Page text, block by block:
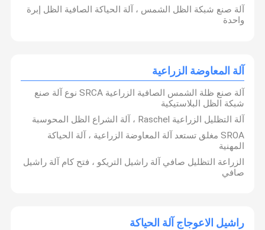
آلة صنع شبكة الظل الشمس ، آلة الحياكة الصافية الظل إبرة
واحدة
آلة المعاوضة الزراعية
آلة صنع ظلة الشمس الصافية الزراعية SRCA نوع آلة صنع
شبكة الظل البلاستيكية
آلة التظليل الزراعية Raschel ، آلة الشراع الظل المحوسبة
SROA مغلق تستعد آلة المعاوضة الزراعية ، آلة الحياكة
المهنية
الزراعة التظليل صافي آلة راشيل التريكو ، فتح كام آلة راشيل
صافي
راشيل الاعوجاج آلة الحياكة